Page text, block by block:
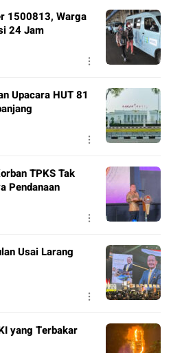
1500813, Warga
24 Jam
Upacara HUT 81
TPKS Tak
Pendanaan
Usai Larang
yang Terbakar